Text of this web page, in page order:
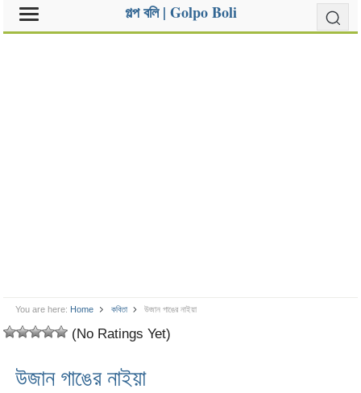
গল্প বলি | Golpo Boli
You are here: Home কবিতা উজান গাঙের নাইয়া
(No Ratings Yet)
উজান গাঙের নাইয়া